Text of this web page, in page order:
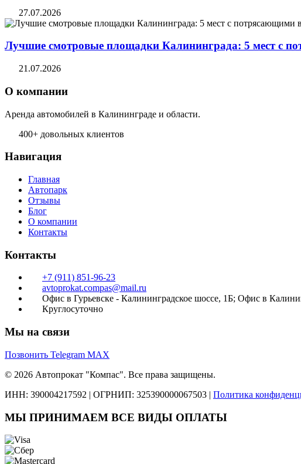
27.07.2026
Лучшие смотровые площадки Калининграда: 5 мест с
21.07.2026
О компании
Аренда автомобилей в Калининграде и области.
400+ довольных клиентов
Навигация
Главная
Автопарк
Отзывы
Блог
О компании
Контакты
Контакты
+7 (911) 851-96-23
avtoprokat.compas@mail.ru
Офис в Гурьевске - Калининградское шоссе, 1Б; Офис в
Круглосуточно
Мы на связи
Позвонить Telegram MAX
© 2026 Автопрокат "Компас". Все права защищены.
ИНН: 390004217592 | ОГРНИП: 325390000067503 | Политика
МЫ ПРИНИМАЕМ ВСЕ ВИДЫ ОПЛАТЫ